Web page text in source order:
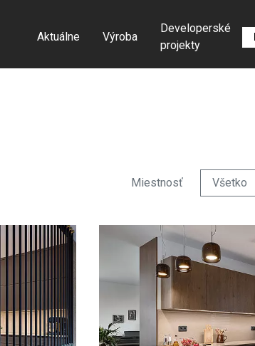
Aktuálne Výroba
Developerské
projekty
Miestnosť